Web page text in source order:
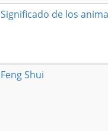
Significado de los
Feng Shui